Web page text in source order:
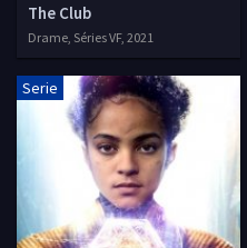
The Club
Drame, Séries VF, 2021
Serie